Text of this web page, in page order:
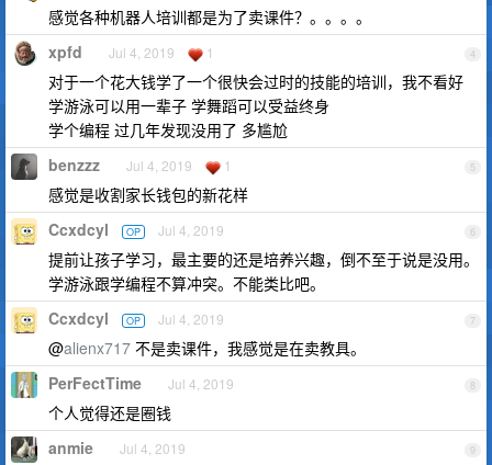
感觉各种机器人培训都是为了卖课件？。。。。
4
xpfd Jul 4, 2019 1
对于一个花大钱学了一个很快会过时的技能的培训，我不看好
学游泳可以用一辈子 学舞蹈可以受益终身
学个编程 过几年发现没用了 多尴尬
5
benzzz Jul 4, 2019 1
感觉是收割家长钱包的新花样
6
Ccxdcyl OP Jul 4, 2019
提前让孩子学习，最主要的还是培养兴趣，倒不至于说是没用。
学游泳跟学编程不算冲突。不能类比吧。
7
Ccxdcyl OP Jul 4, 2019
@alienx717 不是卖课件，我感觉是在卖教具。
8
PerFectTime Jul 4, 2019
个人觉得还是圈钱
9
anmie Jul 4, 2019